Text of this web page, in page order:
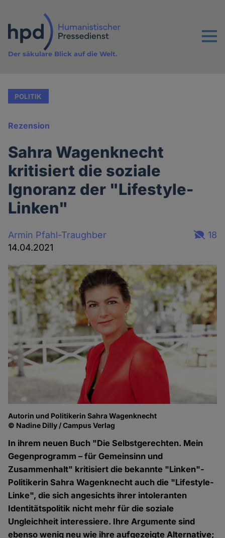
Inhalt
Menu
Der säkulare Blick auf die Welt.
POLITIK
Rezension
Sahra Wagenknecht
kritisiert die soziale
Ignoranz der "Lifestyle-
Linken"
Armin Pfahl-Traughber
14.04.2021
18
Autorin und Politikerin Sahra Wagenknecht
© Nadine Dilly / Campus Verlag
In ihrem neuen Buch "Die Selbstgerechten. Mein
Gegenprogramm – für Gemeinsinn und
Zusammenhalt" kritisiert die bekannte "Linken"-
Politikerin Sahra Wagenknecht auch die "Lifestyle-
Linke", die sich angesichts ihrer intoleranten
Identitätspolitik nicht mehr für die soziale
Ungleichheit interessiere. Ihre Argumente sind
ebenso wenig neu wie ihre aufgezeigte Alternative;